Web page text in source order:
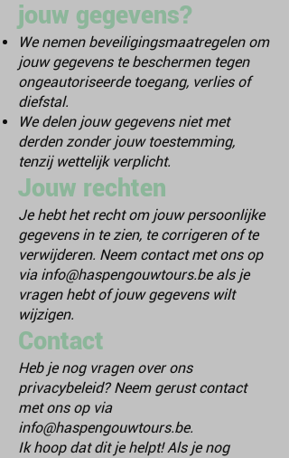
jouw gegevens?
We nemen beveiligingsmaatregelen om
jouw gegevens te beschermen tegen
ongeautoriseerde toegang, verlies of
diefstal.
We delen jouw gegevens niet met
derden zonder jouw toestemming,
tenzij wettelijk verplicht.
Jouw rechten
Je hebt het recht om jouw persoonlijke
gegevens in te zien, te corrigeren of te
verwijderen. Neem contact met ons op
via info@haspengouwtours.beals je
vragen hebt of jouw gegevens wilt
wijzigen.
Contact
Heb je nog vragen over ons
privacybeleid? Neem gerust contact
met ons op via
info@haspengouwtours.be.
Ik hoop dat dit je helpt! Als je nog